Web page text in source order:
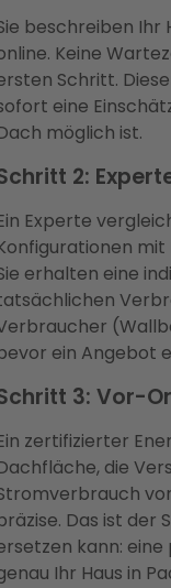
beschreiben Ihr
Keine
Schritt.
eine
möglich ist.
2:
Experte
erhalten eine
ein Angebot
3: Vor-
zertifizierter
die
Das ist der
kann:
Ihr Haus in